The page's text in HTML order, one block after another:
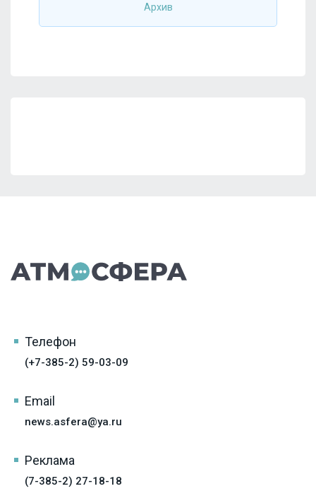
Архив
Телефон
(+7-385-2) 59-03-09
Email
news.asfera@ya.ru
Реклама
(7-385-2) 27-18-18